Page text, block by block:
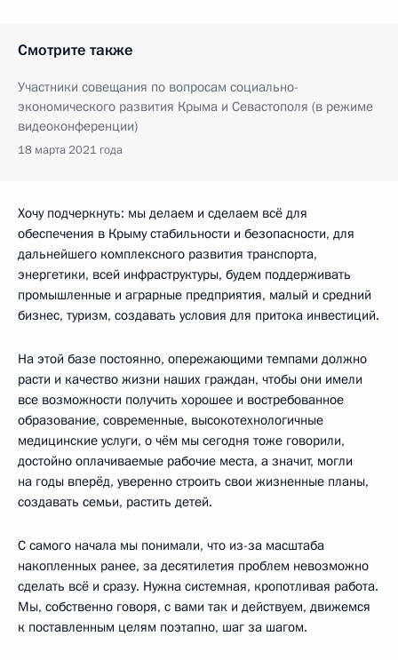
Смотрите также
Участники совещания по вопросам социально-
экономического развития Крыма и Севастополя (в режиме
видеоконференции)
18 марта 2021 года
Хочу подчеркнуть: мы делаем и сделаем всё для
обеспечения в Крыму стабильности и безопасности, для
дальнейшего комплексного развития транспорта,
энергетики, всей инфраструктуры, будем поддерживать
промышленные и аграрные предприятия, малый и средний
бизнес, туризм, создавать условия для притока инвестиций.
На этой базе постоянно, опережающими темпами должно
расти и качество жизни наших граждан, чтобы они имели
все возможности получить хорошее и востребованное
образование, современные, высокотехнологичные
медицинские услуги, о чём мы сегодня тоже говорили,
достойно оплачиваемые рабочие места, а значит, могли
на годы вперёд, уверенно строить свои жизненные планы,
создавать семьи, растить детей.
С самого начала мы понимали, что из-за масштаба
накопленных ранее, за десятилетия проблем невозможно
сделать всё и сразу. Нужна системная, кропотливая работа.
Мы, собственно говоря, с вами так и действуем, движемся
к поставленным целям поэтапно, шаг за шагом.